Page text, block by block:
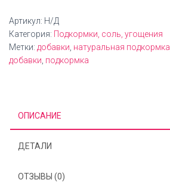
Артикул: Н/Д
Категория: Подкормки, соль, угощения
Метки: добавки натуральная подкормка
добавки подкормка
ОПИСАНИЕ
ДЕТАЛИ
ОТЗЫВЫ (0)